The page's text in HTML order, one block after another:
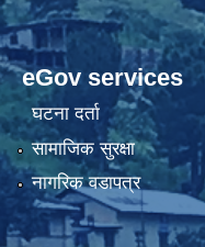
eGov services
घटना दर्ता
सामाजिक सुरक्षा
नागरिक वडापत्र